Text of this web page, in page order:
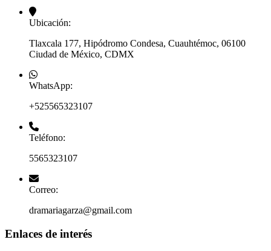
Ubicación:
Tlaxcala 177, Hipódromo Condesa, Cuauhtémoc, 06100
Ciudad de México, CDMX
WhatsApp:
+525565323107
Teléfono:
5565323107
Correo:
dramariagarza@gmail.com
Enlaces de interés